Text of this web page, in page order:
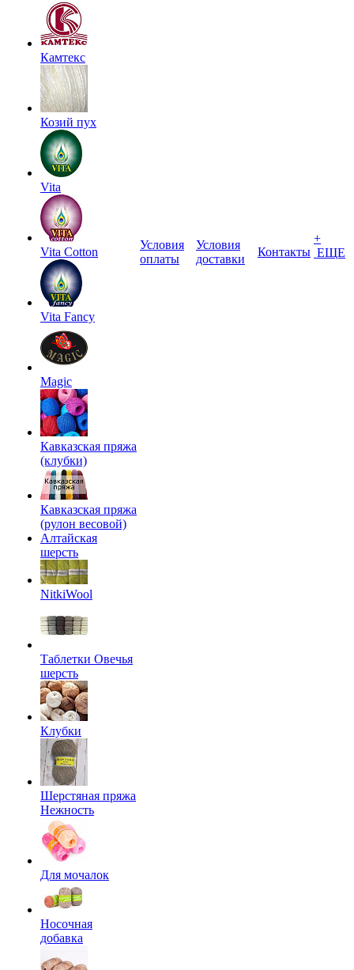
Камтекс
Козий пух
Vita
Vita Cotton
Vita Fancy
Magic
Кавказская пряжа
(клубки)
Кавказская пряжа
(рулон весовой)
Алтайская
шерсть
NitkiWool
Таблетки Овечья
шерсть
Клубки
Шерстяная пряжа
Нежность
Для мочалок
Носочная
добавка
Условия
оплаты
Условия
доставки
Контакты
+
ЕЩЕ